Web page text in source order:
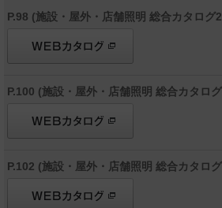
P.98 (施設・屋外・店舗照明 総合カタログ
P.100 (施設・屋外・店舗照明 総合カタロ
P.102 (施設・屋外・店舗照明 総合カタロ